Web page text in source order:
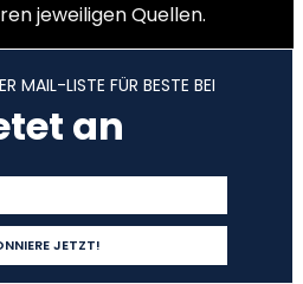
jeweiligen Quellen.
MAIL-LISTE FÜR BESTE BEI
an